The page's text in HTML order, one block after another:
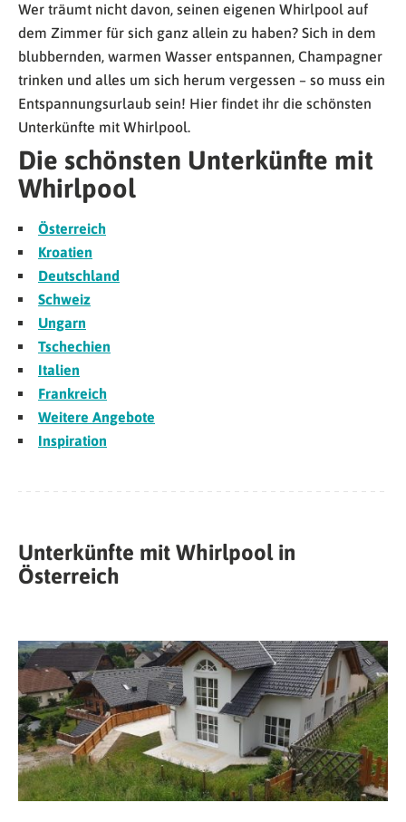
Wer träumt nicht davon, seinen eigenen Whirlpool auf
dem Zimmer für sich ganz allein zu haben? Sich in dem
blubbernden, warmen Wasser entspannen, Champagner
trinken und alles um sich herum vergessen – so muss ein
Entspannungsurlaub sein! Hier findet ihr die schönsten
Unterkünfte mit Whirlpool.
Die schönsten Unterkünfte mit
Whirlpool
Österreich
Kroatien
Deutschland
Schweiz
Ungarn
Tschechien
Italien
Frankreich
Weitere Angebote
Inspiration
Unterkünfte mit Whirlpool in
Österreich